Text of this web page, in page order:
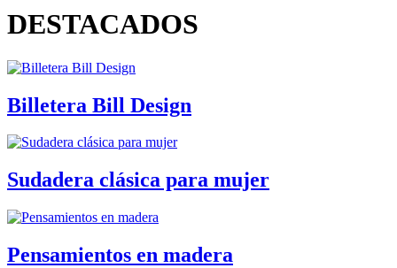
DESTACADOS
Billetera Bill Design
Sudadera clásica para mujer
Pensamientos en madera